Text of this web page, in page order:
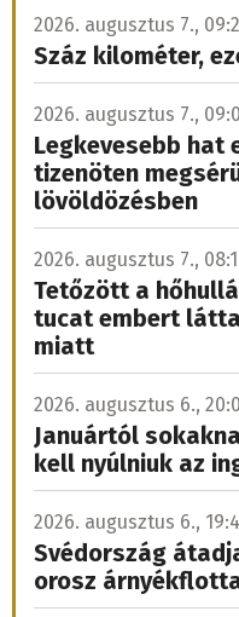
2026. augusztus 7.,
Száz kilométer,
2026. augusztus 7.,
Legkevesebb hat
tizenöten
lövöldözésben
2026. augusztus 7.,
Tetőzött a
tucat embert
miatt
2026. augusztus 6.,
Januártól
kell nyúlniuk az
2026. augusztus 6.,
Svédország
orosz